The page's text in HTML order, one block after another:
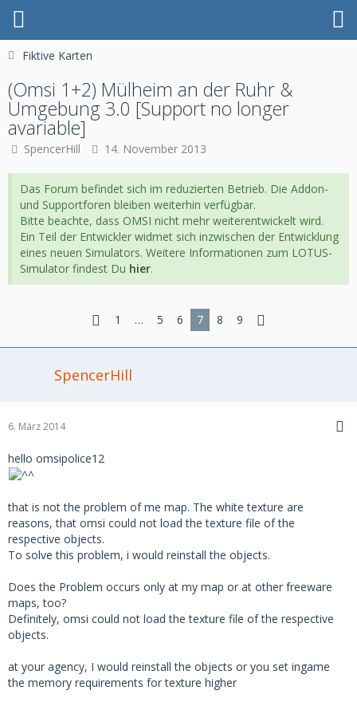
Fiktive Karten
(Omsi 1+2) Mülheim an der Ruhr &
Umgebung 3.0 [Support no longer
avariable]
SpencerHill 14. November 2013
Das Forum befindet sich im reduzierten Betrieb. Die Addon-
und Supportforen bleiben weiterhin verfügbar.
Bitte beachte, dass OMSI nicht mehr weiterentwickelt wird.
Ein Teil der Entwickler widmet sich inzwischen der Entwicklung
eines neuen Simulators. Weitere Informationen zum LOTUS-
Simulator findest Du hier.
1 … 5 6 7 8 9
SpencerHill
6. März 2014
hello omsipolice12
that is not the problem of me map. The white texture are
reasons, that omsi could not load the texture file of the
respective objects.
To solve this problem, i would reinstall the objects.
Does the Problem occurs only at my map or at other freeware
maps, too?
Definitely, omsi could not load the texture file of the respective
objects.
at your agency, I would reinstall the objects or you set ingame
the memory requirements for texture higher